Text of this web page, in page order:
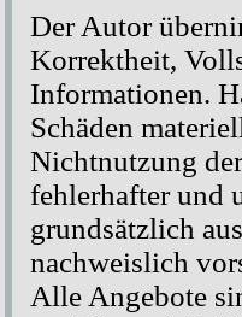
Der Autor
Korrektheit,
Informationen.
Schäden
Nichtnutzung
fehlerhafter und
grundsätzlich
nachweislich
Alle Angebote